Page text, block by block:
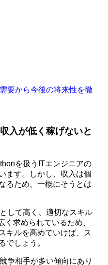
要から今後の将来性を徹
入が低く稼げないと
を扱うITエンジニアの
ます。しかし、収入は個
るため、一概にそうとは
して高く、適切なスキル
く求められているため、
キルを高めていけば、ス
でしょう。
争相手が多い傾向にあり